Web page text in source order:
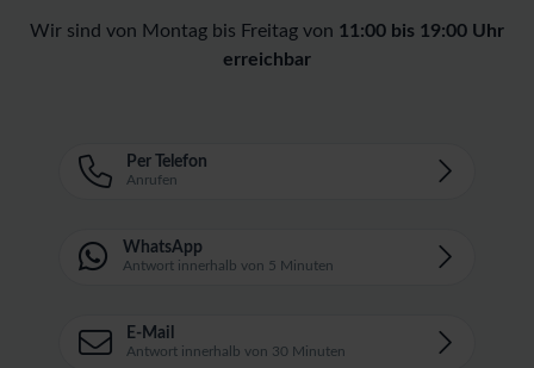
Wir sind von Montag bis Freitag von 11:00 bis 19:00 Uhr
erreichbar
Per Telefon
Anrufen
WhatsApp
Antwort innerhalb von 5 Minuten
E-Mail
Antwort innerhalb von 30 Minuten